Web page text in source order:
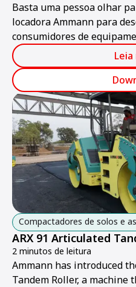
Basta uma pessoa olhar
locadora Ammann para
consumidores de
Leia
Compactadores de solos e
ARX 91 Articulated
2 minutos de leitura
Ammann has introduced
Tandem Roller, a machine